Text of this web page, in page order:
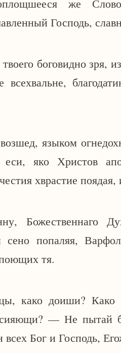
же
Господь,
боговидно зря,
всехвальне,
языком
еси, яко Христов
хврастие поядая,
Божественнаго
сено попаляя,
тя.
како доиши?
— Не пытай
всех Бог и Господь,